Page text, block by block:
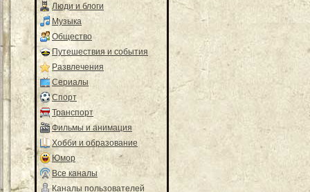
Люди и блоги
Музыка
Общество
Путешествия и события
Развлечения
Сериалы
Спорт
Транспорт
Фильмы и анимация
Хобби и образование
Юмор
Все каналы
Каналы пользователей